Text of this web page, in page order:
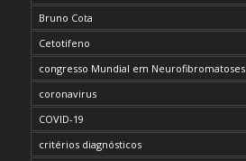
Bruno Cota
Cetotifeno
congresso Mundial em Neurofibromatoses
coronavirus
COVID-19
critérios diagnósticos